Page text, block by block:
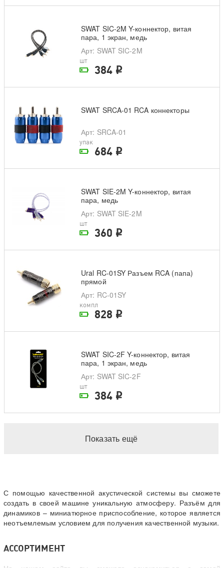
На складе поставщика
SWAT SIC-2M Y-коннектор, витая
пара, 1 экран, медь
Арт: SWAT SIC-2M
шт
384 i
На складе поставщика
SWAT SRCA-01 RCA коннекторы
Арт: SRCA-01
упак
684 i
На складе поставщика
SWAT SIE-2M Y-коннектор, витая
пара, медь
Арт: SWAT SIE-2M
шт
360 i
На складе поставщика
Ural RC-01SY Разъем RCA (папа)
прямой
Арт: RC-01SY
компл
828 i
На складе поставщика
SWAT SIC-2F Y-коннектор, витая
пара, 1 экран, медь
Арт: SWAT SIC-2F
шт
384 i
Показать ещё
С помощью качественной акустической системы вы сможете
создать в своей машине уникальную атмосферу. Разъём для
динамиков – миниатюрное приспособление, которое является
неотъемлемым условием для получения качественной музыки.
АССОРТИМЕНТ